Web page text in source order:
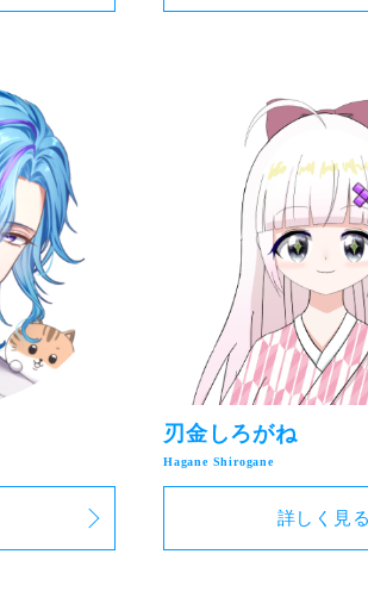
刃金しろがね
詳しく見る